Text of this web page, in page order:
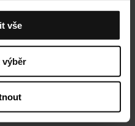
vše
výběr